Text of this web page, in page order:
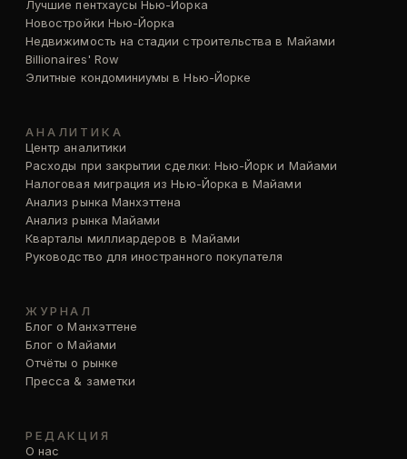
Лучшие пентхаусы Нью-Йорка
Новостройки Нью-Йорка
Недвижимость на стадии строительства в Майами
Billionaires' Row
Элитные кондоминиумы в Нью-Йорке
АНАЛИТИКА
Центр аналитики
Расходы при закрытии сделки: Нью-Йорк и Майами
Налоговая миграция из Нью-Йорка в Майами
Анализ рынка Манхэттена
Анализ рынка Майами
Кварталы миллиардеров в Майами
Руководство для иностранного покупателя
ЖУРНАЛ
Блог о Манхэттене
Блог о Майами
Отчёты о рынке
Пресса & заметки
РЕДАКЦИЯ
О нас